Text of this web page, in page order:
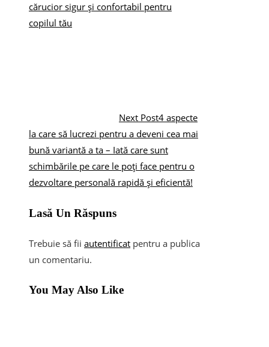
cărucior sigur și confortabil pentru
copilul tău
Next Post4 aspecte
la care să lucrezi pentru a deveni cea mai
bună variantă a ta – Iată care sunt
schimbările pe care le poți face pentru o
dezvoltare personală rapidă și eficientă!
Lasă Un Răspuns
Trebuie să fii autentificat pentru a publica
un comentariu.
You May Also Like